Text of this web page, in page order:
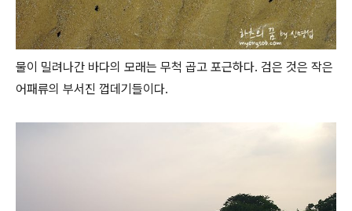
물이 밀려나간 바다의 모래는 무척 곱고 포근하다. 검은 것은 작은
어패류의 부서진 껍데기들이다.